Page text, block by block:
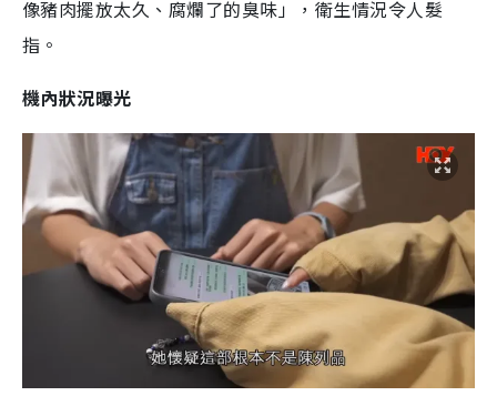
像豬肉擺放太久、腐爛了的臭味」，衛生情況令人髮
指。
機內狀況曝光